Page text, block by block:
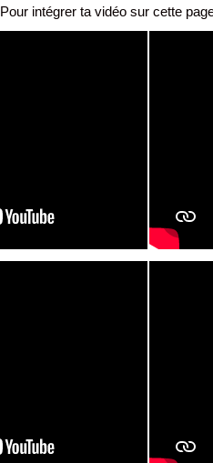
Pour intégrer ta vidéo sur cette